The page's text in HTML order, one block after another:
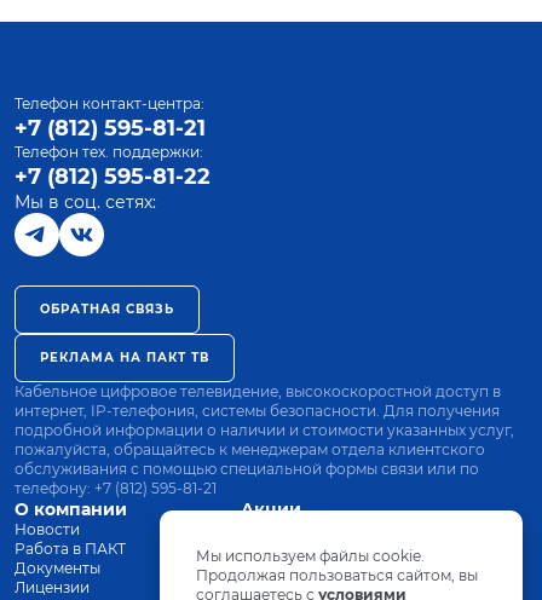
О компании
Новости
Работа в ПАКТ
Документы
Лицензии
Акции
Оплата
Оборудование
Телефон контакт-центра:
+7 (812) 595-81-21
Телефон тех. поддержки:
+7 (812) 595-81-22
Мы в соц. сетях:
ОБРАТНАЯ СВЯЗЬ
РЕКЛАМА НА ПАКТ ТВ
Кабельное цифровое телевидение, высокоскоростной доступ в
интернет, IP-телефония, системы безопасности. Для получения
подробной информации о наличии и стоимости указанных услуг,
пожалуйста, обращайтесь к менеджерам отдела клиентского
обслуживания с помощью специальной формы связи или по
телефону: +7 (812) 595-81-21
Мы используем файлы cookie.
Продолжая пользоваться сайтом, вы
соглашаетесь с условиями